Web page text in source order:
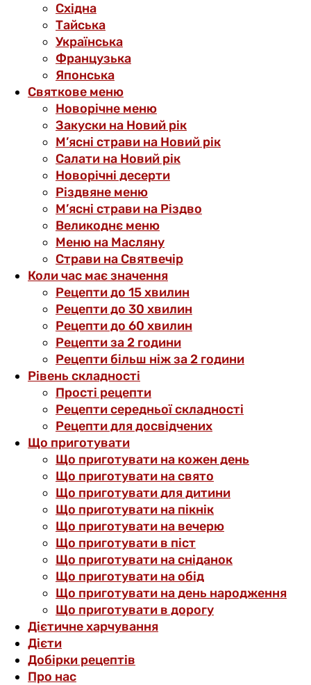
Східна
Тайська
Українська
Французька
Японська
Святкове меню
Новорічне меню
Закуски на Новий рік
М’ясні страви на Новий рік
Салати на Новий рік
Новорічні десерти
Різдвяне меню
М’ясні страви на Різдво
Великоднє меню
Меню на Масляну
Страви на Святвечір
Коли час має значення
Рецепти до 15 хвилин
Рецепти до 30 хвилин
Рецепти до 60 хвилин
Рецепти за 2 години
Рецепти більш ніж за 2 години
Рівень складності
Прості рецепти
Рецепти середньої складності
Рецепти для досвідчених
Що приготувати
Що приготувати на кожен день
Що приготувати на свято
Що приготувати для дитини
Що приготувати на пікнік
Що приготувати на вечерю
Що приготувати в піст
Що приготувати на сніданок
Що приготувати на обід
Що приготувати на день народження
Що приготувати в дорогу
Дієтичне харчування
Дієти
Добірки рецептів
Про нас